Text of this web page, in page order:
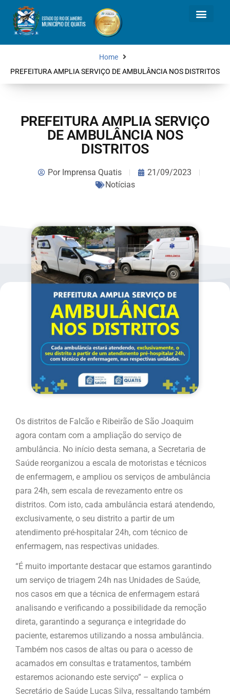
Home
PREFEITURA AMPLIA SERVIÇO DE AMBULÂNCIA NOS DISTRITOS
PREFEITURA AMPLIA SERVIÇO
DE AMBULÂNCIA NOS
DISTRITOS
PorImprensa Quatis
21/09/2023
Notícias
Os distritos de Falcão e Ribeirão de São Joaquim
agora contam com a ampliação do serviço de
ambulância. No início desta semana, a Secretaria de
Saúde reorganizou a escala de motoristas e técnicos
de enfermagem, e ampliou os serviços de ambulância
para 24h, sem escala de revezamento entre os
distritos. Com isto, cada ambulância estará atendendo,
exclusivamente, o seu distrito a partir de um
atendimento pré-hospitalar 24h, com técnico de
enfermagem, nas respectivas unidades.
“É muito importante destacar que estamos garantindo
um serviço de triagem 24h nas Unidades de Saúde,
nos casos em que a técnica de enfermagem estará
analisando e verificando a possibilidade da remoção
direta, garantindo a segurança e integridade do
paciente, estaremos utilizando a nossa ambulância.
Também nos casos de altas ou para o acesso de
acamados em consultas e tratamentos, também
estaremos acionando este serviço” – explica o
Secretário de Saúde Lucas Silva, ressaltando também